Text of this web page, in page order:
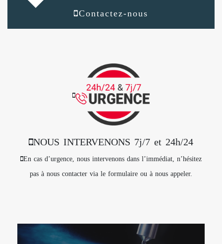
Contactez-nous
NOUS INTERVENONS 7j/7 et 24h/24
En cas d’urgence, nous intervenons dans l’immédiat, n’hésitez
pas à nous contacter via le formulaire ou à nous appeler.